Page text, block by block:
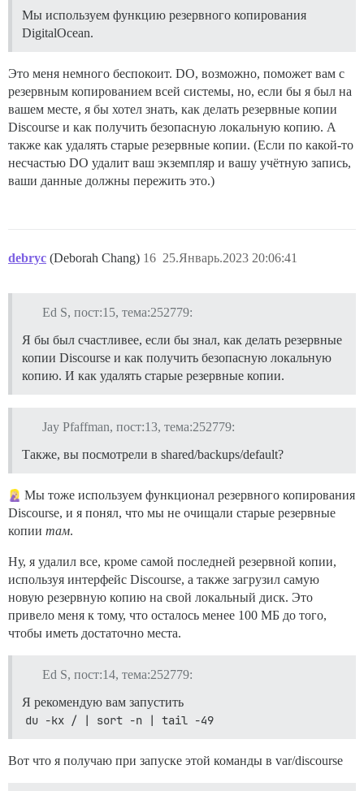
Мы используем функцию резервного копирования
DigitalOcean.
Это меня немного беспокоит. DO, возможно, поможет вам с
резервным копированием всей системы, но, если бы я был на
вашем месте, я бы хотел знать, как делать резервные копии
Discourse и как получить безопасную локальную копию. А
также как удалять старые резервные копии. (Если по какой-то
несчастью DO удалит ваш экземпляр и вашу учётную запись,
ваши данные должны пережить это.)
debryc (Deborah Chang) 25.Январь.2023 20:06:41
16
Ed S, пост:15, тема:252779:
Я бы был счастливее, если бы знал, как делать резервные
копии Discourse и как получить безопасную локальную
копию. И как удалять старые резервные копии.
Jay Pfaffman, пост:13, тема:252779:
Также, вы посмотрели в shared/backups/default?
Мы тоже используем функционал резервного копирования
Discourse, и я понял, что мы не очищали старые резервные
копии там.
Ну, я удалил все, кроме самой последней резервной копии,
используя интерфейс Discourse, а также загрузил самую
новую резервную копию на свой локальный диск. Это
привело меня к тому, что осталось менее 100 МБ до того,
чтобы иметь достаточно места.
Ed S, пост:14, тема:252779:
Я рекомендую вам запустить
du -kx / | sort -n | tail -49
Вот что я получаю при запуске этой команды в var/discourse